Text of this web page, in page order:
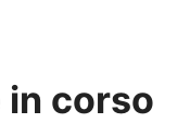
in corso